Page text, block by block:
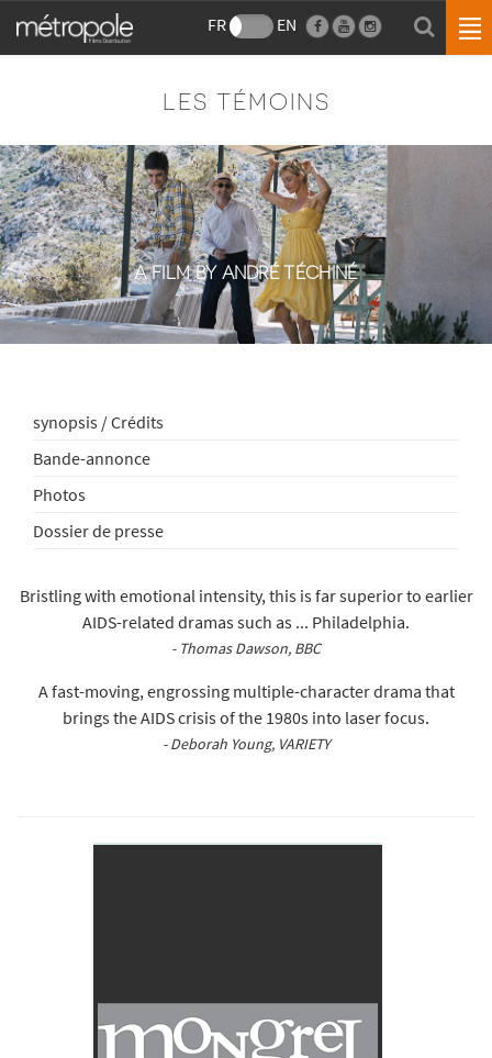
FR EN
LES TÉMOINS
A FILM BY ANDRÉ TÉCHINÉ
synopsis / Crédits
Bande-annonce
Photos
Dossier de presse
Bristling with emotional intensity, this is far superior to earlier
AIDS-related dramas such as ... Philadelphia.
- Thomas Dawson, BBC
A fast-moving, engrossing multiple-character drama that
brings the AIDS crisis of the 1980s into laser focus.
- Deborah Young, VARIETY